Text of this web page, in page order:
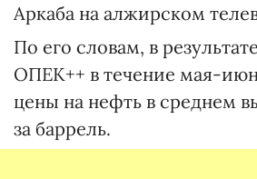
Аркаба на алжирском
По его словам, в
ОПЕК++ в течение мая-
цены на нефть в среднем
за баррель.